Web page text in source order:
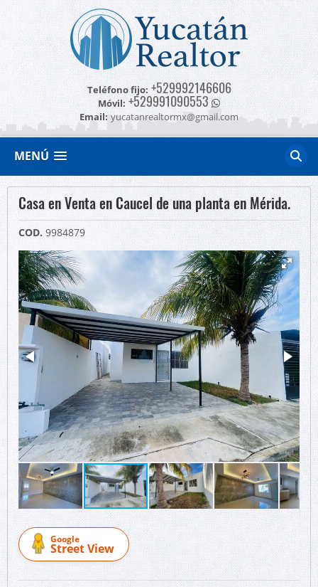
Teléfono fijo: +529992146606
Móvil: +529991090553
Email: yucatanrealtormx@gmail.com
MENÚ
Casa en Venta en Caucel de una planta en Mérida.
COD. 9984879
Google
Street View